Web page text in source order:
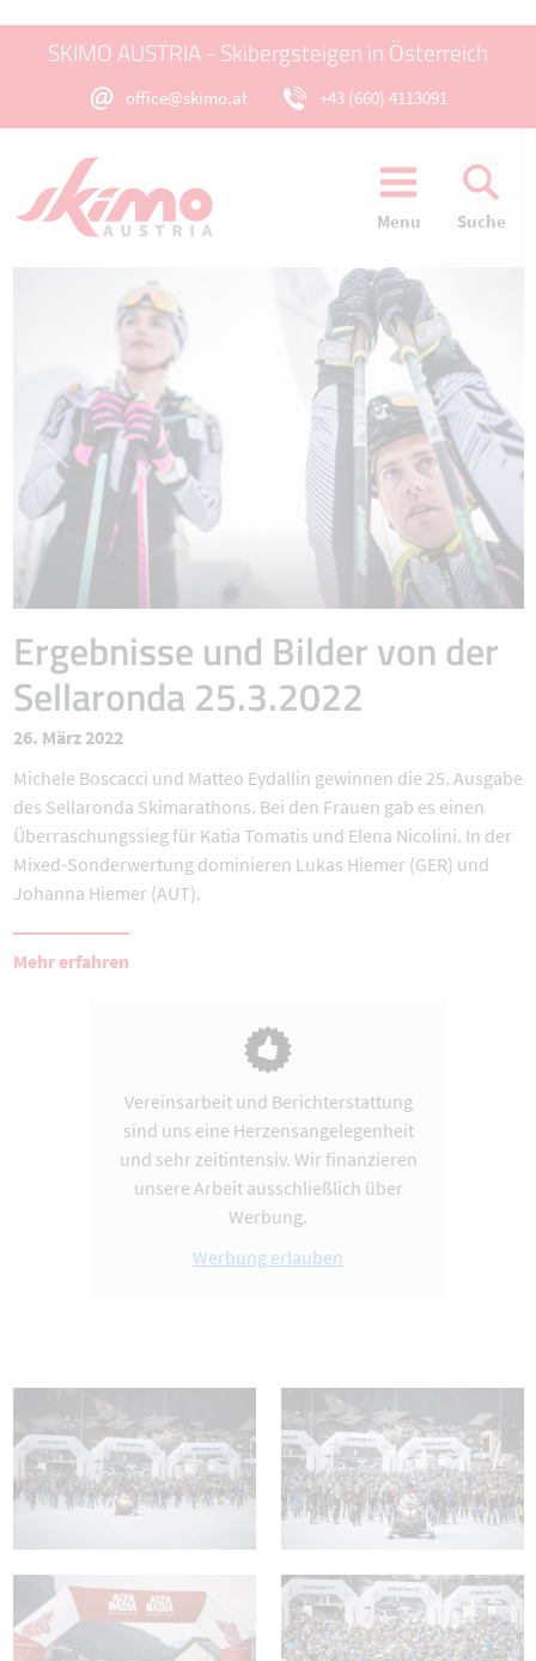
SKIMO AUSTRIA - Skibergsteigen in Österreich
office@skimo.at +43 (660) 4113091
Menu Suche
Ergebnisse und Bilder von der
Sellaronda 25.3.2022
26. März 2022
Michele Boscacci und Matteo Eydallin gewinnen die 25. Ausgabe
des Sellaronda Skimarathons. Bei den Frauen gab es einen
Überraschungssieg für Katia Tomatis und Elena Nicolini. In der
Mixed-Sonderwertung dominieren Lukas Hiemer (GER) und
Johanna Hiemer (AUT).
Mehr erfahren
Vereinsarbeit und Berichterstattung
sind uns eine Herzensangelegenheit
und sehr zeitintensiv. Wir finanzieren
unsere Arbeit ausschließlich über
Werbung.
Werbung erlauben